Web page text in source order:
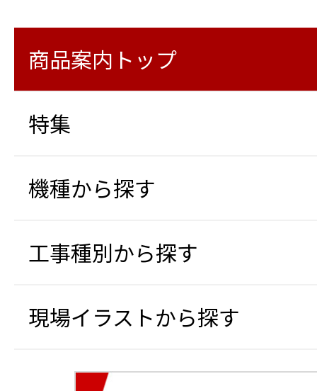
商品案内トップ
特集
機種から探す
工事種別から探す
現場イラストから探す